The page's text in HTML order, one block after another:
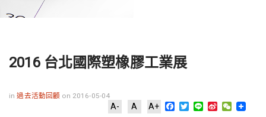
2016 台北國際塑橡膠工業展
in過去活動回顧 on 2016-05-04
A- A A+ Facebook
Twitter
Line Sina WeChat